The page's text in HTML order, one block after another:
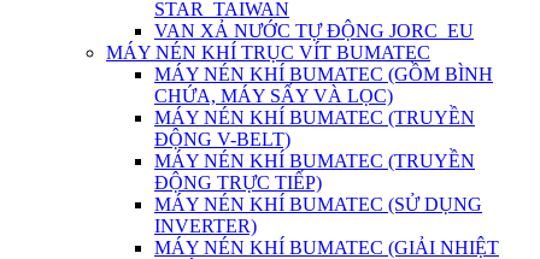
STAR_TAIWAN
VAN XẢ NƯỚC TỰ ĐỘNG JORC_EU
MÁY NÉN KHÍ TRỤC VÍT BUMATEC
MÁY NÉN KHÍ BUMATEC (GỒM BÌNH
CHỨA, MÁY SẤY VÀ LỌC)
MÁY NÉN KHÍ BUMATEC (TRUYỀN
ĐỘNG V-BELT)
MÁY NÉN KHÍ BUMATEC (TRUYỀN
ĐỘNG TRỰC TIẾP)
MÁY NÉN KHÍ BUMATEC (SỬ DỤNG
INVERTER)
MÁY NÉN KHÍ BUMATEC (GIẢI NHIỆT